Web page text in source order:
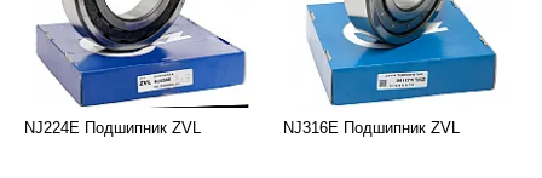
NJ224E Подшипник ZVL NJ316E Подшипник ZVL